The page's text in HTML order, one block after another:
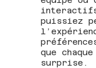
puissiez
que
surprise.